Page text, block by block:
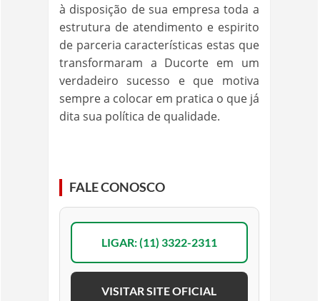
à disposição de sua empresa toda a
estrutura de atendimento e espirito
de parceria características estas que
transformaram a Ducorte em um
verdadeiro sucesso e que motiva
sempre a colocar em pratica o que já
dita sua política de qualidade.
FALE CONOSCO
LIGAR: (11) 3322-2311
VISITAR SITE OFICIAL